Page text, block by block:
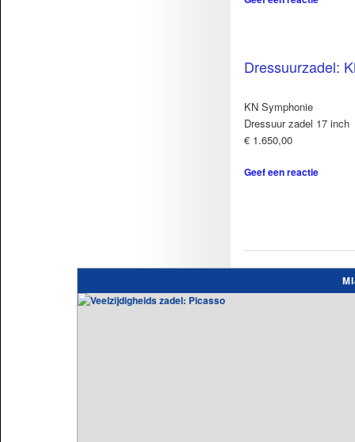
Dressuurzadel:
KN Symphonie
Dressuur zadel 17 inch
€ 1.650,00
Geef een reactie